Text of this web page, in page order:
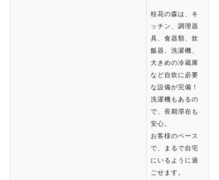
桂花の森は、キ
ッチン、調理器
具、食器類、炊
飯器、洗濯機、
大きめの冷蔵庫
など自炊に必要
な設備が完備！
洗濯機もあるの
で、長期滞在も
安心。
お客様のペース
で、まるで自宅
にいるように過
ごせます。